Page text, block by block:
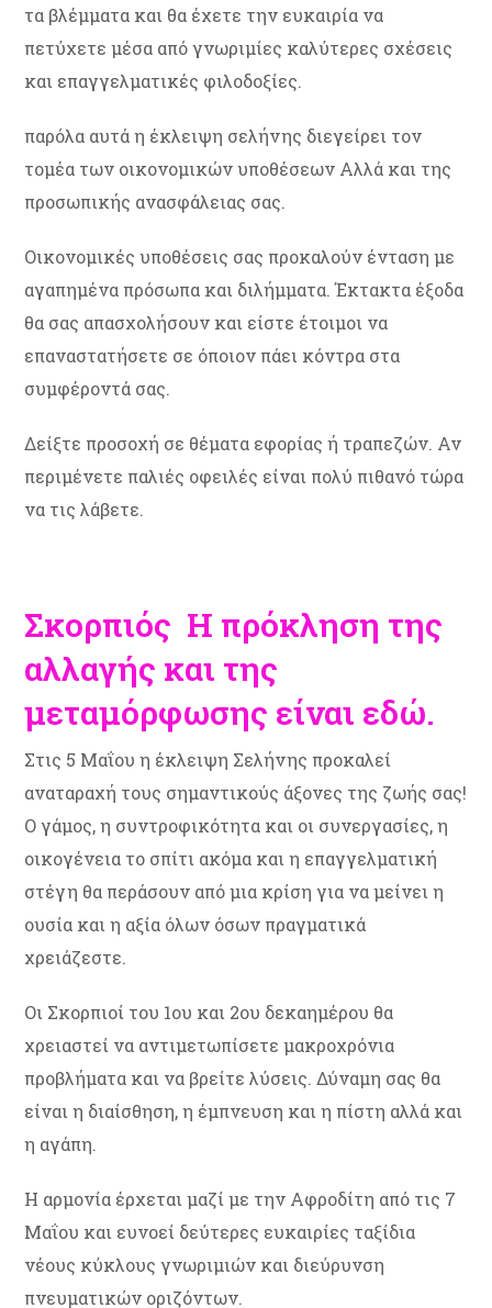
τα βλέμματα και θα έχετε την ευκαιρία να
πετύχετε μέσα από γνωριμίες καλύτερες σχέσεις
και επαγγελματικές φιλοδοξίες.
παρόλα αυτά η έκλειψη σελήνης διεγείρει τον
τομέα των οικονομικών υποθέσεων Αλλά και της
προσωπικής ανασφάλειας σας.
Οικονομικές υποθέσεις σας προκαλούν ένταση με
αγαπημένα πρόσωπα και διλήμματα. Έκτακτα έξοδα
θα σας απασχολήσουν και είστε έτοιμοι να
επαναστατήσετε σε όποιον πάει κόντρα στα
συμφέροντά σας.
Δείξτε προσοχή σε θέματα εφορίας ή τραπεζών. Αν
περιμένετε παλιές οφειλές είναι πολύ πιθανό τώρα
να τις λάβετε.
Σκορπιός Η πρόκληση της
αλλαγής και της
μεταμόρφωσης είναι εδώ.
Στις 5 Μαΐου η έκλειψη Σελήνης προκαλεί
αναταραχή τους σημαντικούς άξονες της ζωής σας!
Ο γάμος, η συντροφικότητα και οι συνεργασίες, η
οικογένεια το σπίτι ακόμα και η επαγγελματική
στέγη θα περάσουν από μια κρίση για να μείνει η
ουσία και η αξία όλων όσων πραγματικά
χρειάζεστε.
Οι Σκορπιοί του 1ου και 2ου δεκαημέρου θα
χρειαστεί να αντιμετωπίσετε μακροχρόνια
προβλήματα και να βρείτε λύσεις. Δύναμη σας θα
είναι η διαίσθηση, η έμπνευση και η πίστη αλλά και
η αγάπη.
Η αρμονία έρχεται μαζί με την Αφροδίτη από τις 7
Μαΐου και ευνοεί δεύτερες ευκαιρίες ταξίδια
νέους κύκλους γνωριμιών και διεύρυνση
πνευματικών οριζόντων.